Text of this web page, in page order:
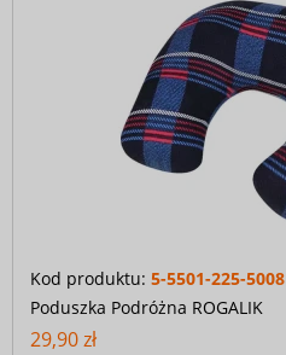
Kod produktu: 5-5501-225-5008
Poduszka Podróżna ROGALIK
29,90 zł